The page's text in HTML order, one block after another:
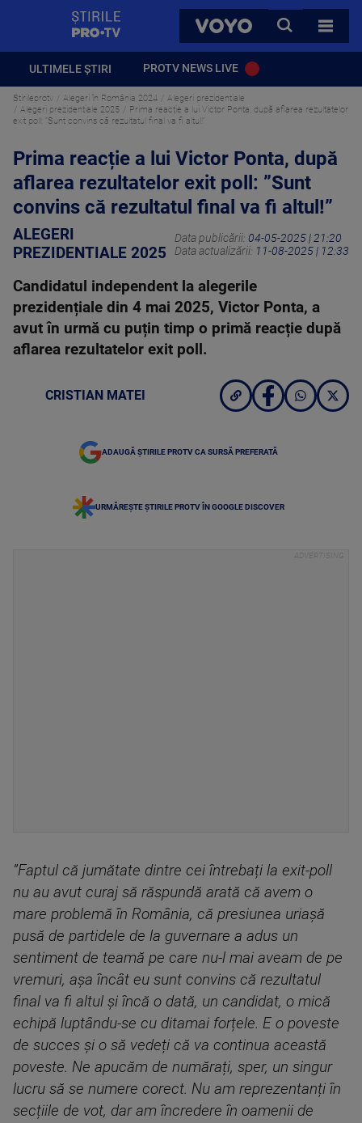
VOYO
CAUTA
TOATE
ULTIMELE ȘTIRI PROTV NEWS LIVE
Stirileprotv Alegeri în România 2024
Alegeri prezidentiale
Alegeri prezidentiale 2025
Prima reacție a lui Victor Ponta, după aflarea rezultatelor
exit poll: ”Sunt convins că rezultatul final va fi altul!”
Prima reacție a lui Victor Ponta, după
aflarea rezultatelor exit poll: ”Sunt
convins că rezultatul final va fi altul!”
ALEGERI
PREZIDENTIALE 2025
Data publicării: 04-05-2025 | 21:20
Data actualizării: 11-08-2025 | 12:33
Candidatul independent la alegerile
prezidențiale din 4 mai 2025, Victor Ponta, a
avut în urmă cu puțin timp o primă reacție după
aflarea rezultatelor exit poll.
CRISTIAN MATEI
ADAUGĂ ȘTIRILE PROTV CA SURSĂ PREFERATĂ
URMĂREȘTE ȘTIRILE PROTV ÎN GOOGLE DISCOVER
”Faptul că jumătate dintre cei întrebați la exit-poll
nu au avut curaj să răspundă arată că avem o
mare problemă în România, că presiunea uriașă
pusă de partidele de la guvernare a adus un
sentiment de teamă pe care nu-l mai aveam de pe
vremuri, așa încât eu sunt convins că rezultatul
final va fi altul și încă o dată, un candidat, o mică
echipă luptându-se cu ditamai forțele. E o poveste
de succes și o să vedeți că va continua această
poveste. Ne apucăm de numărați, sper, un singur
lucru să se numere corect. Nu am reprezentanți în
secțiile de vot, dar am încredere în oamenii de